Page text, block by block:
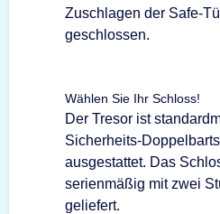
Zuschlagen der Safe-
geschlossen.
Wählen Sie Ihr Schloss!
Der Tresor ist
Sicherheits-
ausgestattet. Das
serienmäßig mit zwei
geliefert.